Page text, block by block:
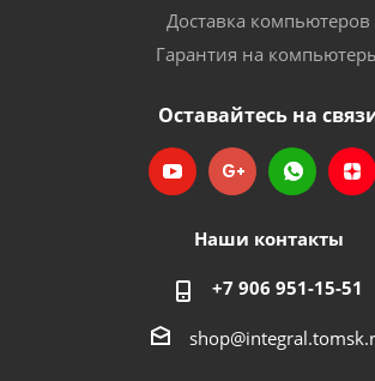
Доставка компьютеров
Гарантия на
Оставайтесь на
Наши контакты
+7 906 951-15-51